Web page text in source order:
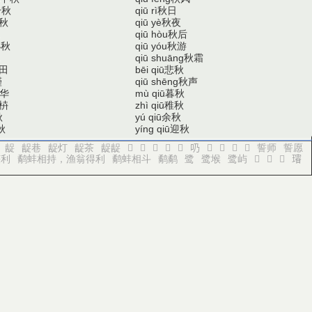
qiū rì秋日
qiū yè秋夜
qiū hòu秋后
qiū yóu秋游
qiū shuāng秋霜
bēi qiū悲秋
qiū shēng秋声
mù qiū暮秋
zhì qiū稚秋
yú qiū余秋
yíng qiū迎秋
龊 龊巷 龊灯 龊茶 龊龊 𠮣 𠮤 𠮥 𠮦 𠮧 𠮨 𠮪 𠮫 𠮬 𠮭 誓师 誓愿
鹬蚌相持，渔翁得利 鹬蚌相斗 鹬鹬 鹭 鹭堠 鹭屿 𤪐 𤪑 𤪒 𤪓